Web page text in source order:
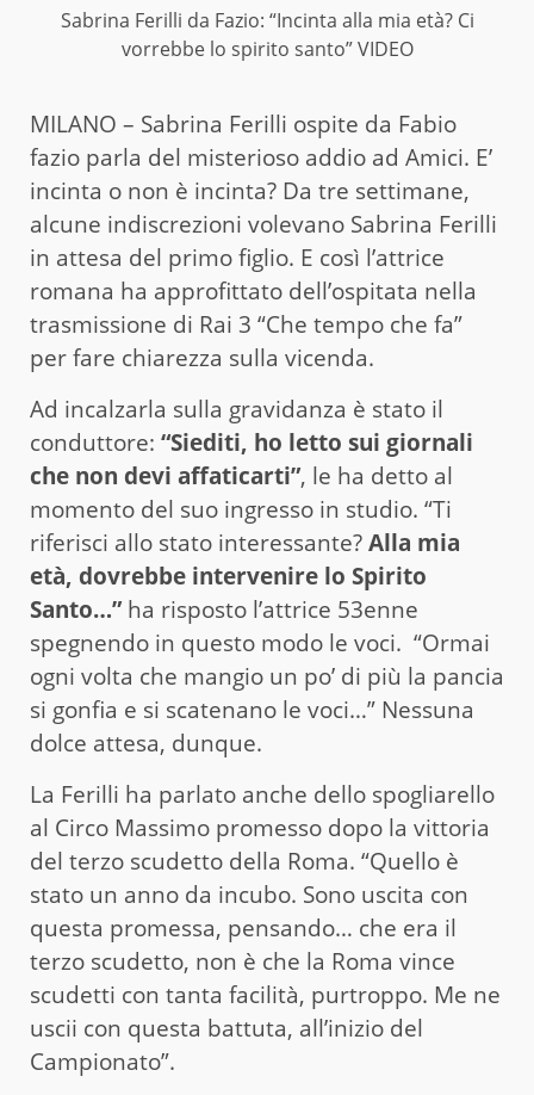
Sabrina Ferilli da Fazio: “Incinta alla mia età? Ci
vorrebbe lo spirito santo” VIDEO
MILANO – Sabrina Ferilli ospite da Fabio
fazio parla del misterioso addio ad Amici. E’
incinta o non è incinta? Da tre settimane,
alcune indiscrezioni volevano Sabrina Ferilli
in attesa del primo figlio. E così l’attrice
romana ha approfittato dell’ospitata nella
trasmissione di Rai 3 “Che tempo che fa”
per fare chiarezza sulla vicenda.
Ad incalzarla sulla gravidanza è stato il
conduttore: “Siediti, ho letto sui giornali
che non devi affaticarti”, le ha detto al
momento del suo ingresso in studio. “Ti
riferisci allo stato interessante?Alla mia
età, dovrebbe intervenire lo Spirito
Santo…” ha risposto l’attrice 53enne
spegnendo in questo modo le voci. “Ormai
ogni volta che mangio un po’ di più la pancia
si gonfia e si scatenano le voci…” Nessuna
dolce attesa, dunque.
La Ferilli ha parlato anche dello spogliarello
al Circo Massimo promesso dopo la vittoria
del terzo scudetto della Roma. “Quello è
stato un anno da incubo. Sono uscita con
questa promessa, pensando… che era il
terzo scudetto, non è che la Roma vince
scudetti con tanta facilità, purtroppo. Me ne
uscii con questa battuta, all’inizio del
Campionato”.